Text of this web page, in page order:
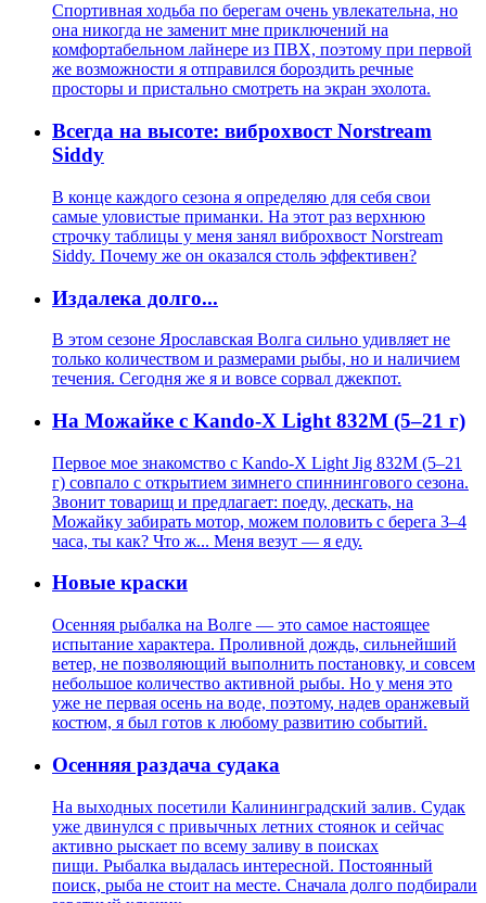
Спортивная ходьба по берегам очень увлекательна, но
она никогда не заменит мне приключений на
комфортабельном лайнере из ПВХ, поэтому при первой
же возможности я отправился бороздить речные
просторы и пристально смотреть на экран эхолота.
Всегда на высоте: виброхвост Norstream
Siddy
В конце каждого сезона я определяю для себя свои
самые уловистые приманки. На этот раз верхнюю
строчку таблицы у меня занял виброхвост Norstream
Siddy. Почему же он оказался столь эффективен?
Издалека долго...
В этом сезоне Ярославская Волга сильно удивляет не
только количеством и размерами рыбы, но и наличием
течения. Сегодня же я и вовсе сорвал джекпот.
На Можайке с Kando-X Light 832M (5–21 г)
Первое мое знакомство с Kando-X Light Jig 832M (5–21
г) совпало с открытием зимнего спиннингового сезона.
Звонит товарищ и предлагает: поеду, дескать, на
Можайку забирать мотор, можем половить с берега 3–4
часа, ты как? Что ж... Меня везут — я еду.
Новые краски
Осенняя рыбалка на Волге — это самое настоящее
испытание характера. Проливной дождь, сильнейший
ветер, не позволяющий выполнить постановку, и совсем
небольшое количество активной рыбы. Но у меня это
уже не первая осень на воде, поэтому, надев оранжевый
костюм, я был готов к любому развитию событий.
Осенняя раздача судака
На выходных посетили Калининградский залив. Судак
уже двинулся с привычных летних стоянок и сейчас
активно рыскает по всему заливу в поисках
пищи. Рыбалка выдалась интересной. Постоянный
поиск, рыба не стоит на месте. Сначала долго подбирали